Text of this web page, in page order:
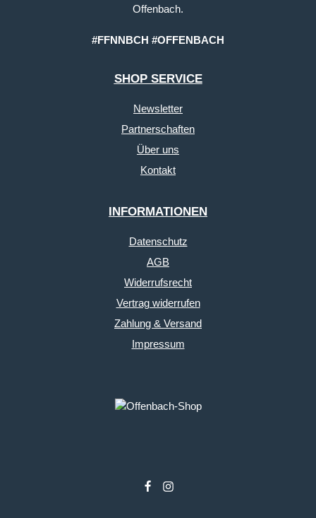
Offenbach.
#FFNNBCH #OFFENBACH
SHOP SERVICE
Newsletter
Partnerschaften
Über uns
Kontakt
INFORMATIONEN
Datenschutz
AGB
Widerrufsrecht
Vertrag widerrufen
Zahlung & Versand
Impressum